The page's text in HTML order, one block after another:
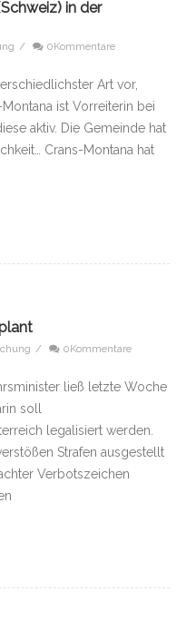
in der
/ 0Kommentare
Art vor,
ist Vorreiterin bei
aktiv. Die Gemeinde hat
Crans-Montana hat
/ 0Kommentare
ließ letzte Woche
soll
legalisiert werden.
Strafen ausgestellt
Verbotszeichen